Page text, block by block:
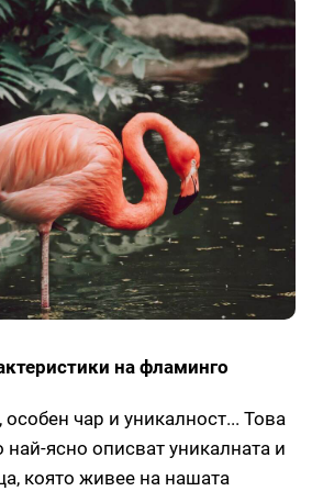
на фламинго
особен чар и уникалност... Това
най-ясно описват уникалната и
която живее на нашата